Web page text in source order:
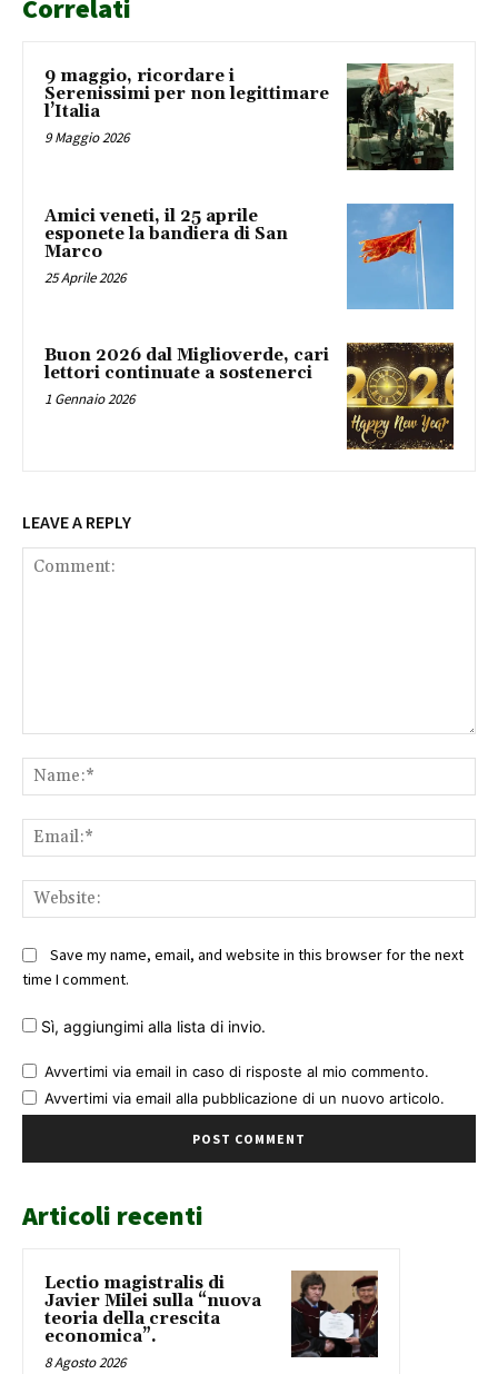
Correlati
9 maggio, ricordare i
Serenissimi per non legittimare
l’Italia
9 Maggio 2026
Amici veneti, il 25 aprile
esponete la bandiera di San
Marco
25 Aprile 2026
Buon 2026 dal Miglioverde, cari
lettori continuate a sostenerci
1 Gennaio 2026
LEAVE A REPLY
Save my name, email, and website in this browser for the next
time I comment.
Sì, aggiungimi alla lista di invio.
Avvertimi via email in caso di risposte al mio commento.
Avvertimi via email alla pubblicazione di un nuovo articolo.
Articoli recenti
Lectio magistralis di
Javier Milei sulla “nuova
teoria della crescita
economica”.
8 Agosto 2026